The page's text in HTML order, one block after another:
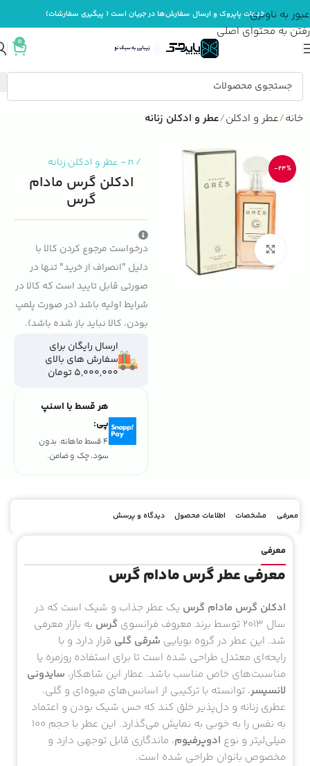
عبور به ناوبری
رفتن به محتوای اصلی
خدمات پاپروک و ارسال سفارش‌ها در جریان است ( پیگیری سفارشات)
0
خانه عطر و ادکلن عطر و ادکلن زنانه
-24%
بزرگنمایی تصویر
/
n
- عطر و ادکلن زنانه
ادکلن گرس مادام
گرس
درخواست مرجوع کردن کالا با
دلیل "انصراف از خرید" تنها در
صورتی قابل تایید است که کالا در
شرایط اولیه باشد (در صورت پلمپ
بودن، کالا نباید باز شده باشد).
ارسال رایگان برای
سفارش های بالای
5,000,000 تومان
هر قسط با اسنپ
پی:
4 قسط ماهانه. بدون
سود، چک و ضامن.
معرفی مشخصات اطلاعات محصول دیدگاه و پرسش
معرفی
معرفی عطر گرس مادام گرس
ادکلن گرس مادام گرس یک عطر جذاب و شیک است که در
سال 2013 توسط برند معروف فرانسوی
گرس به بازار معرفی
شد. این عطر در گروه بویایی شرقی گلی قرار دارد و با
رایحه‌ای معتدل طراحی شده است تا برای استفاده روزمره یا
مناسبت‌های خاص مناسب باشد. عطار این شاهکار، سایدونی
لانسیسر، توانسته با ترکیبی از اسانس‌های میوه‌ای و گلی،
عطری زنانه و دل‌پذیر خلق کند که حس شیک بودن و اعتماد
به نفس را به خوبی به نمایش می‌گذارد. این عطر با حجم 100
میلی‌لیتر و نوع ادوپرفیوم، ماندگاری قابل توجهی دارد و
مخصوص بانوان طراحی شده است.